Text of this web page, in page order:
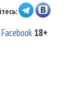
Facebook 18+